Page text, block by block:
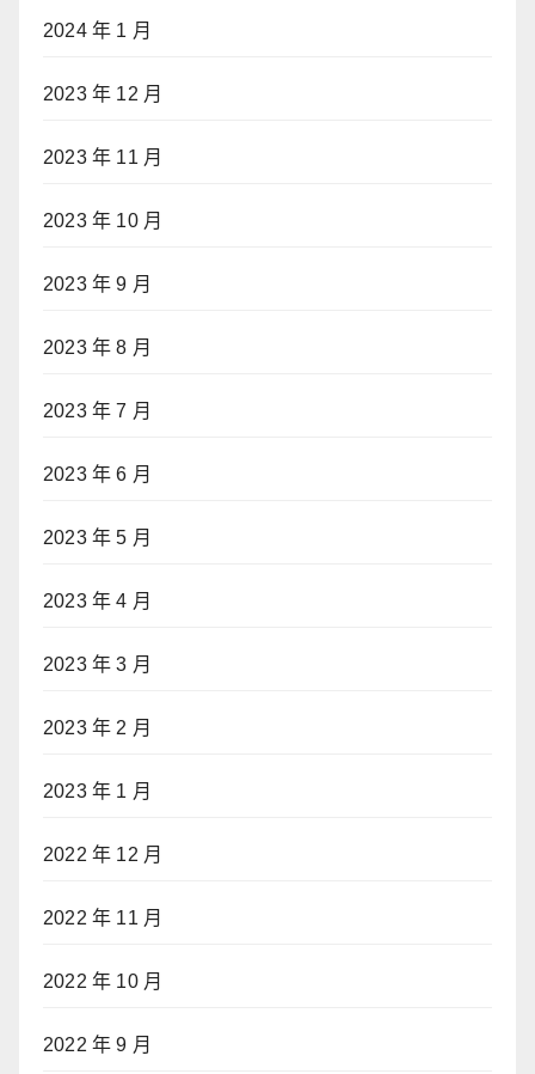
2024 年 1 月
2023 年 12 月
2023 年 11 月
2023 年 10 月
2023 年 9 月
2023 年 8 月
2023 年 7 月
2023 年 6 月
2023 年 5 月
2023 年 4 月
2023 年 3 月
2023 年 2 月
2023 年 1 月
2022 年 12 月
2022 年 11 月
2022 年 10 月
2022 年 9 月